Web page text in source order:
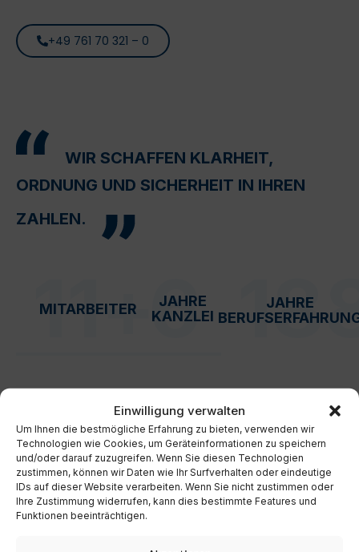
Einwilligung verwalten
Um Ihnen die bestmögliche Erfahrung zu bieten, verwenden wir
Technologien wie Cookies, um Geräteinformationen zu speichern
und/oder darauf zuzugreifen. Wenn Sie diesen Technologien
zustimmen, können wir Daten wie Ihr Surfverhalten oder eindeutige
IDs auf dieser Website verarbeiten. Wenn Sie nicht zustimmen oder
Ihre Zustimmung widerrufen, kann dies bestimmte Features und
Funktionen beeinträchtigen.
+49 761 70 321 – 0
WIR SCHAFFEN KLARHEIT,
ORDNUNG UND SICHERHEIT IN IHREN
ZAHLEN.
11+
MITARBEITER 6
JAHRE
KANZLEI
JAHRE